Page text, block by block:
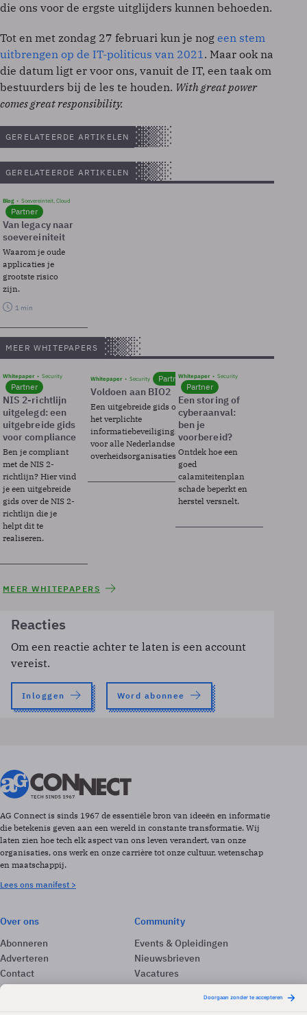
die ons voor de ergste uitglijders kunnen behoeden.
Tot en met zondag 27 februari kun je nog een stem
uitbrengen op de IT-politicus van 2021. Maar ook na
die datum ligt er voor ons, vanuit de IT, een taak om
bestuurders bij de les te houden. With great power
comes great responsibility.
GERELATEERDE ARTIKELEN
GERELATEERDE ARTIKELEN
Blog Soevereinteit, Cloud
Partner
Van legacy naar
soevereiniteit
Waarom je oude
applicaties je
grootste risico
zijn.
1 min
MEER WHITEPAPERS
Whitepaper Security
Partner
NIS 2-richtlijn
uitgelegd: een
uitgebreide gids
voor compliance
Ben je compliant
met de NIS 2-
richtlijn? Hier vind
je een uitgebreide
gids over de NIS 2-
richtlijn die je
helpt dit te
realiseren.
Whitepaper Security Partner
Voldoen aan BIO2
Een uitgebreide gids over BIO2,
het verplichte
informatiebeveiligingsframework
voor alle Nederlandse
overheidsorganisaties.
Whitepaper Security
Partner
Een storing of
cyberaanval:
ben je
voorbereid?
Ontdek hoe een
goed
calamiteitenplan
schade beperkt en
herstel versnelt.
MEER WHITEPAPERS
Reacties
Om een reactie achter te laten is een account
vereist.
Inloggen Word abonnee
AG Connect is sinds 1967 de essentiële bron van ideeën en informatie
die betekenis geven aan een wereld in constante transformatie. Wij
laten zien hoe tech elk aspect van ons leven verandert, van onze
organisaties, ons werk en onze carrière tot onze cultuur, wetenschap
en maatschappij.
Lees ons manifest >
Over ons
Abonneren
Adverteren
Contact
Colofon
Community
Events & Opleidingen
Nieuwsbrieven
Vacatures
Whitepapers